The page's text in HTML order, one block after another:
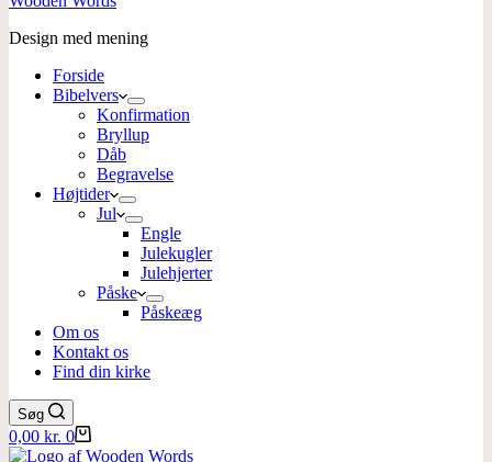
Design med mening
Forside
Bibelvers
Konfirmation
Bryllup
Dåb
Begravelse
Højtider
Jul
Engle
Julekugler
Julehjerter
Påske
Påskeæg
Om os
Kontakt os
Find din kirke
Søg
Indkøbskurv
0,00 kr. 0